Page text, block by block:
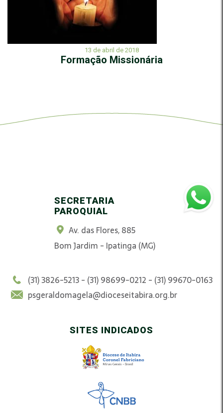
13 de abril de 2018
Formação Missionária
SECRETARIA
PAROQUIAL
Av. das Flores, 885
Bom Jardim - Ipatinga (MG)
(31) 3826-5213 - (31) 98699-0212 - (31) 99670-0163
psgeraldomagela@dioceseitabira.org.br
SITES INDICADOS